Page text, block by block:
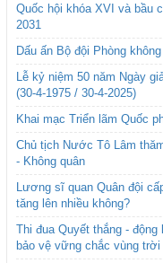
Quốc hội khóa XVI và bầu
2031
Dấu ấn Bộ đội Phòng
Lễ kỷ niệm 50 năm Ngày
(30-4-1975 / 30-4-2025)
Khai mạc Triển lãm Quốc
Chủ tịch Nước Tô Lâm
- Không quân
Lương sĩ quan Quân đội
tăng lên nhiều không?
Thi đua Quyết thắng -
bảo vệ vững chắc vùng trời